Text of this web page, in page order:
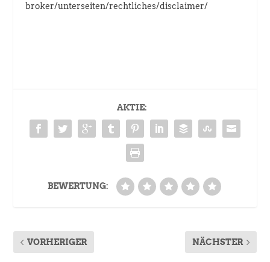
broker/unterseiten/rechtliches/disclaimer/
AKTIE:
BEWERTUNG:
VORHERIGER NÄCHSTER